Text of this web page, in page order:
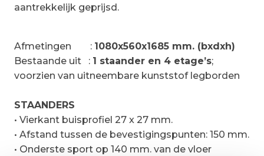
aantrekkelijk geprijsd.
Afmetingen : 1080x560x1685 mm. (bxdxh)
Bestaande uit
: 1 staander en 4 etage’s;
voorzien van uitneembare kunststof legborden
STAANDERS
• Vierkant buisprofiel 27 x 27 mm.
• Afstand tussen de bevestigingspunten: 150 mm.
• Onderste sport op 140 mm. van de vloer